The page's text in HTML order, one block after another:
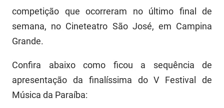
Turismo e Desenvolvimento Econômico
JUCEP
LIFESA
Ouvidoria Geral do Estado
competição que ocorreram no último final de
semana, no Cineteatro São José, em Campina
Grande.
Confira abaixo como ficou a sequência de
apresentação da finalíssima do V Festival de
Música da Paraíba: